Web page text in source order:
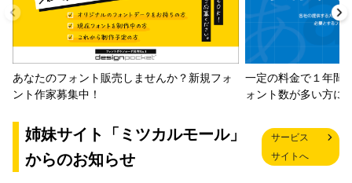
あなたのフォント販売しませんか？新規フォ
ント作家募集中！
一定の料金で１年間
ォント数が多い方に
姉妹サイト「ミツカルモール」
からのお知らせ
サービス
サイトへ